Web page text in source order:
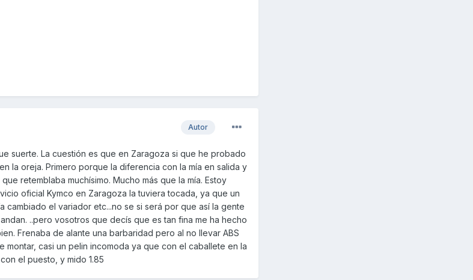
Autor
suerte. La cuestión es que en Zaragoza si que he probado
la oreja. Primero porque la diferencia con la mía en salida y
retemblaba muchísimo. Mucho más que la mía. Estoy
oficial Kymco en Zaragoza la tuviera tocada, ya que un
el variador etc...no se si será por que así la gente
..pero vosotros que decís que es tan fina me ha hecho
Frenaba de alante una barbaridad pero al no llevar ABS
montar, casi un pelin incomoda ya que con el caballete en la
el puesto, y mido 1.85